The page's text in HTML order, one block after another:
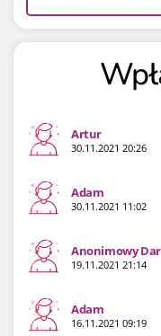
Artur
30.11.2021 20:26
Adam
30.11.2021 11:02
Anonimowy
19.11.2021 21:14
Adam
16.11.2021 09:19